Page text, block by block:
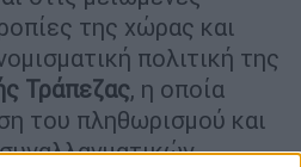
της χώρας και
πολιτική της
Τράπεζας, η οποία
του πληθωρισμού και